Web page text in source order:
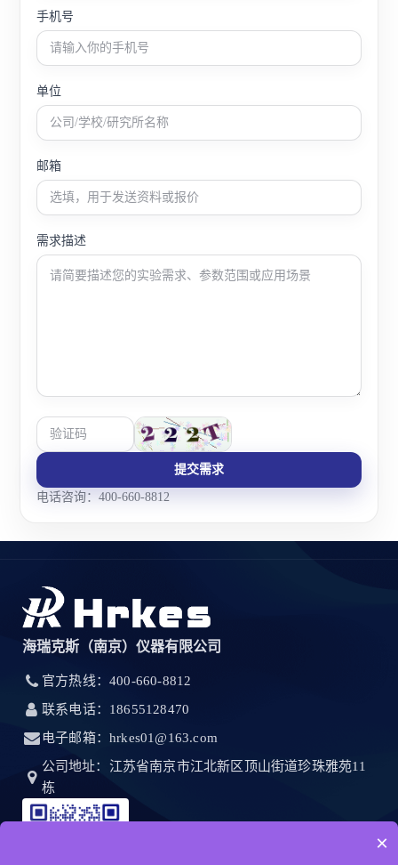
手机号
单位
邮箱
需求描述
提交需求
电话咨询：400-660-8812
海瑞克斯（南京）仪器有限公司
官方热线：400-660-8812
联系电话：18655128470
电子邮箱：hrkes01@163.com
公司地址：江苏省南京市江北新区顶山街道珍珠雅苑11
栋
×